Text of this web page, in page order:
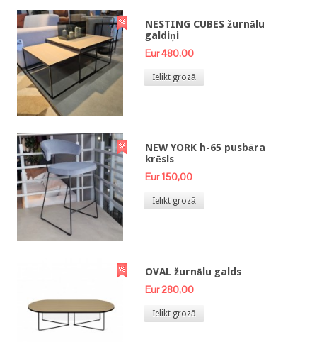
NESTING CUBES žurnālu
galdiņi
Eur 480,00
Ielikt grozā
NEW YORK h-65 pusbāra
krēsls
Eur 150,00
Ielikt grozā
OVAL žurnālu galds
Eur 280,00
Ielikt grozā